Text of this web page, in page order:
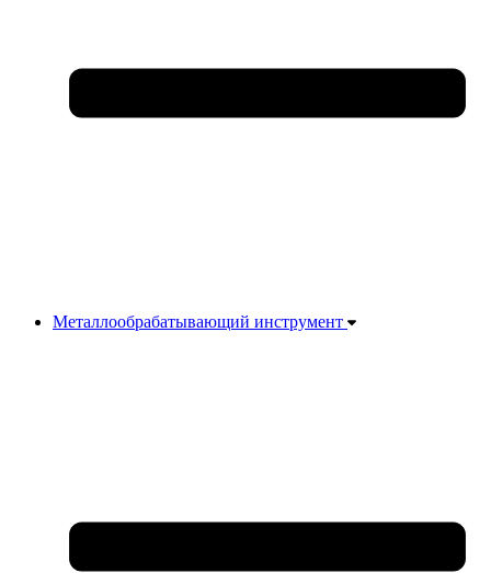
Металлообрабатывающий инструмент